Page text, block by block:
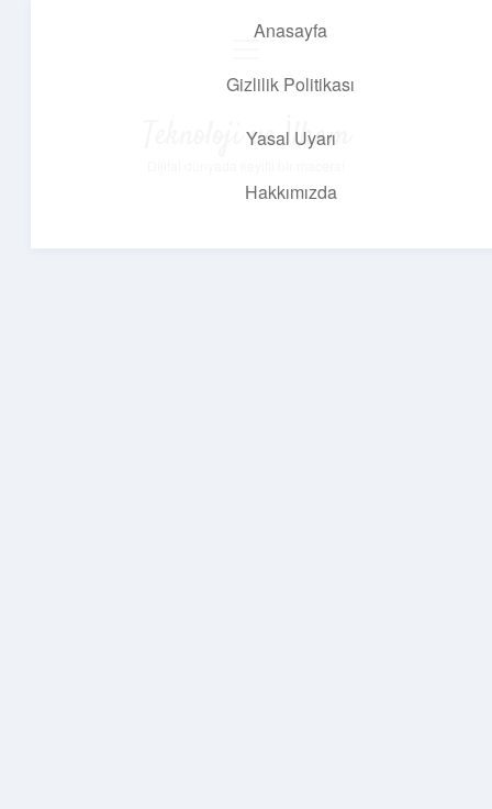
Anasayfa
Gizlilik Politikası
Yasal Uyarı
Hakkımızda
Teknoloji ve İlham